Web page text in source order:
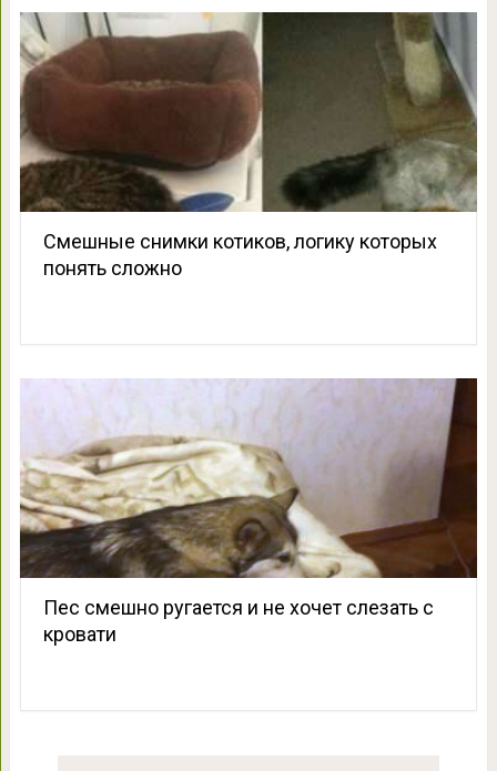
Смешные снимки котиков, логику которых
понять сложно
Пес смешно ругается и не хочет слезать с
кровати